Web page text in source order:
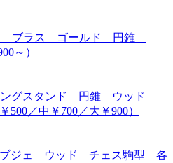
ェ ブラス ゴールド 円錐
～）
ングスタンド 円錐 ウッド
／中￥700／大￥900）
ブジェ ウッド チェス駒型 各